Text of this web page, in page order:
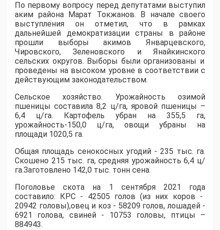
По первому вопросу перед депутатами выступил
аким района Марат Токжанов. В начале своего
выступления он отметил, что в рамках
дальнейшей демократизации страны в районе
прошли выборы акимов Январцевского,
Чировского, Зеленовского и Янайкинского
сельских округов. Выборы были организованы и
проведены на высоком уровне в соответствии с
действующим законодательством.
Сельское хозяйство. Урожайность озимой
пшеницысоставила 8,2 ц/га, яровой пшеницы –
6,4 ц/га. Картофель убран на 355,5 га,
урожайность-150,0 ц/га, овощи убраны на
площади 1020,5 га.
Общая площадь сенокосных угодий - 235 тыс. га.
Скошено 215 тыс. га, средняя урожайность 6,4 ц/
га.Заготовлено 142,0 тыс. тонн сена.
Поголовье скота на 1 сентября 2021 года
составило: КРС - 42505 голов (из них коров -
20942 головы),овеци коз - 58209 голов, лошадей -
6921 голова, свиней- 10753 головы, птицы
–
884943.